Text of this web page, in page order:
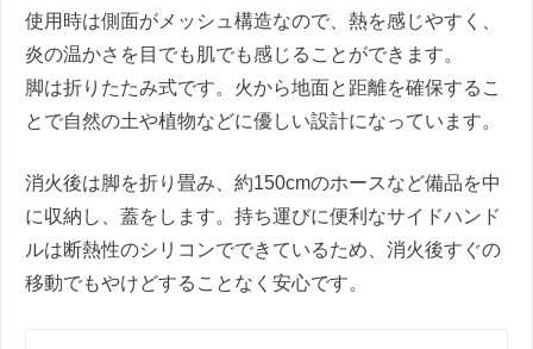
使用時は側面がメッシュ構造なので、熱を感じやすく、
炎の温かさを目でも肌でも感じることができます。
脚は折りたたみ式です。火から地面と距離を確保するこ
とで自然の土や植物などに優しい設計になっています。
消火後は脚を折り畳み、約150cmのホースなど備品を中
に収納し、蓋をします。持ち運びに便利なサイドハンド
ルは断熱性のシリコンでできているため、消火後すぐの
移動でもやけどすることなく安心です。